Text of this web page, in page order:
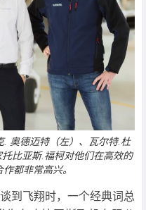
. 奥德迈特（左）、瓦尔特.杜
比亚斯.福柯对他们在高效的
都非常高兴。
到飞翔时，一个经典词总